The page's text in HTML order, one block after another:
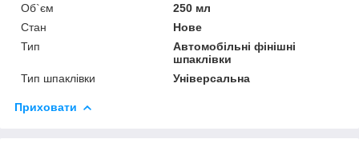
Об`єм
250 мл
Стан
Нове
Тип
Автомобільні фінішні
шпаклівки
Тип шпаклівки
Універсальна
Приховати